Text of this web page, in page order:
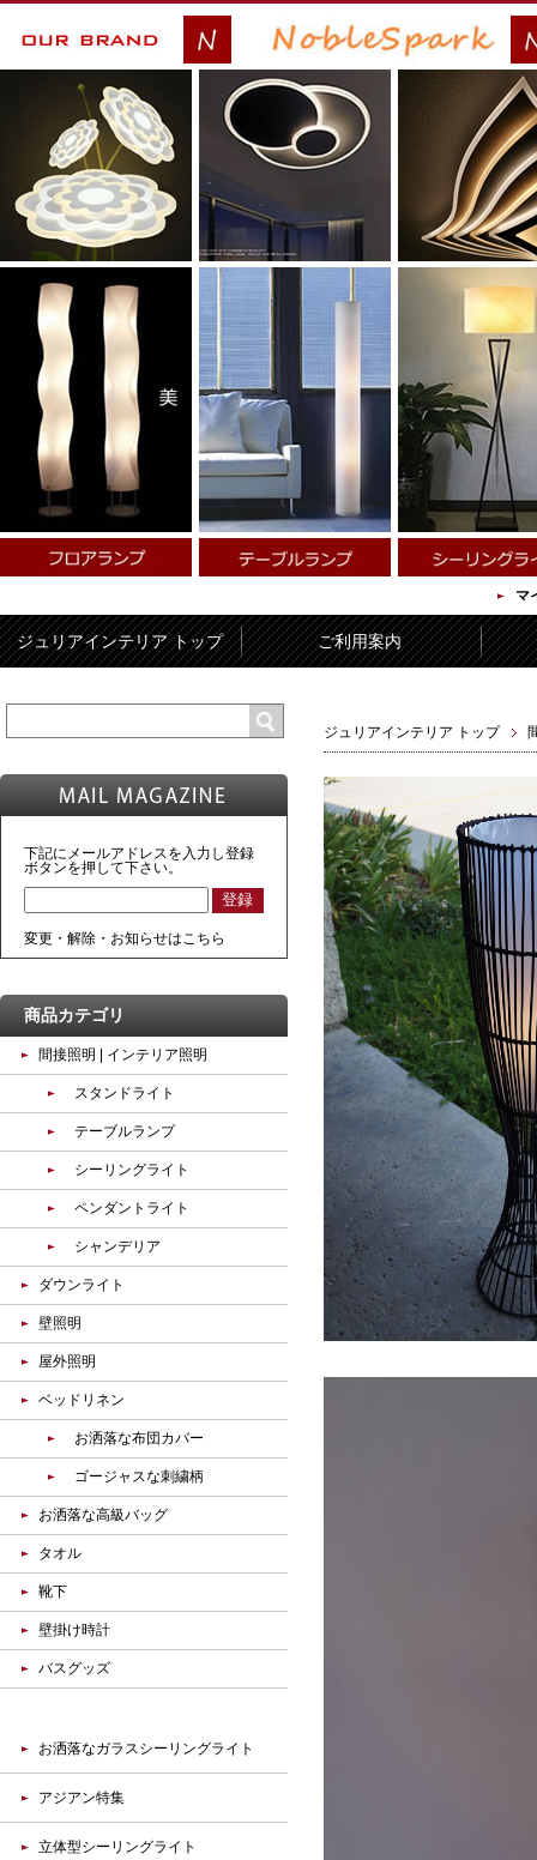
マ
ジュリアインテリア トップ ご利用案内
ジュリアインテリア トップ
下記にメールアドレスを入力し登録
ボタンを押して下さい。
変更・解除・お知らせはこちら
商品カテゴリ
間接照明 | インテリア照明
スタンドライト
テーブルランプ
シーリングライト
ペンダントライト
シャンデリア
ダウンライト
壁照明
屋外照明
ベッドリネン
お洒落な布団カバー
ゴージャスな刺繍柄
お洒落な高級バッグ
タオル
靴下
壁掛け時計
バスグッズ
お洒落なガラスシーリングライト
アジアン特集
立体型シーリングライト